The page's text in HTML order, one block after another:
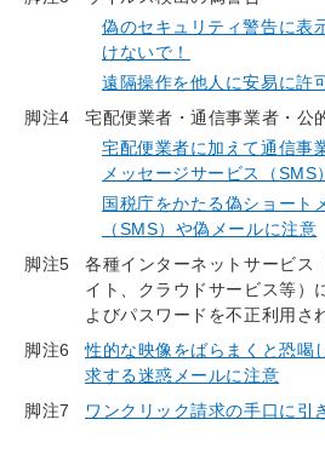
偽のセキュリティ警告に表
けないで！
遠隔操作を他人に安易に許
脚注4
宅配便業者・通信事業者・公
宅配便業者に加えて通信事
メッセージサービス（SMS
国税庁をかたる偽ショート
（SMS）や偽メールに注意
脚注5
各種インターネットサービス
イト、クラウドサービス等）
よびパスワードを不正利用さ
脚注6
性的な映像をばらまくと恐喝
求する迷惑メールに注意
脚注7
ワンクリック請求の手口に引